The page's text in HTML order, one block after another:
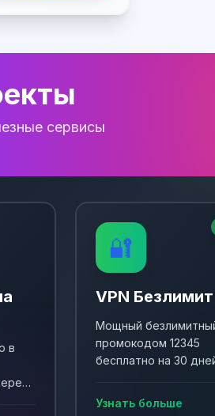
сервисы
в
🔐
VPN Безлимит
Мощный
промокодом 12345
бесплатно на 30
Узнать больше